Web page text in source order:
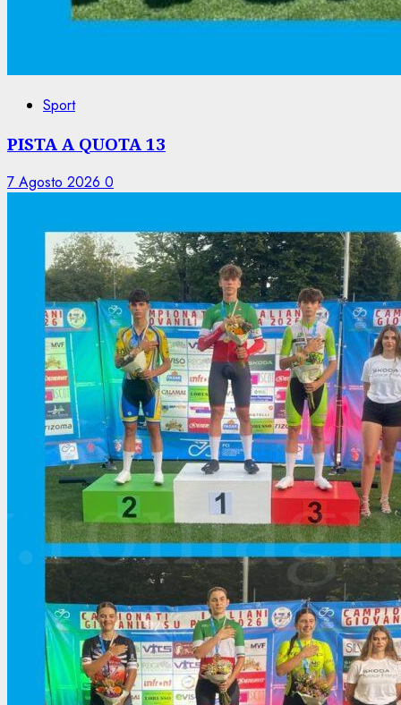
Sport
PISTA A QUOTA 13
7 Agosto 2026 0